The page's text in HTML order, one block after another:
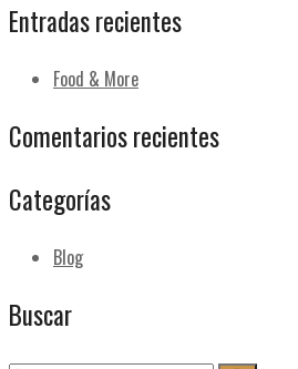
Entradas recientes
Food & More
Comentarios recientes
Categorías
Blog
Buscar